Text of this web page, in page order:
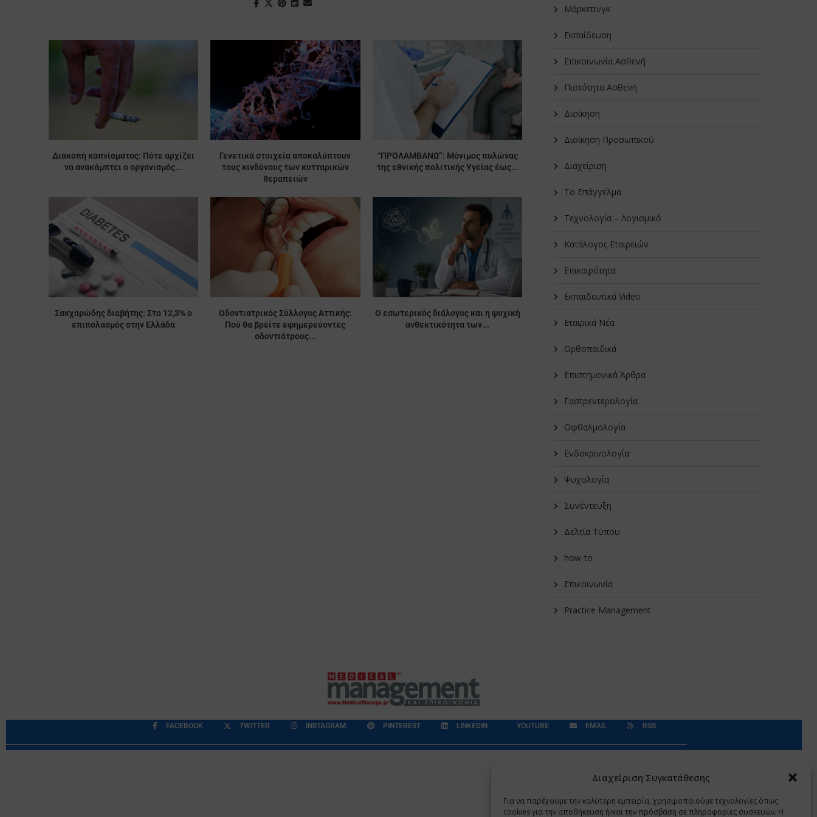
Διαχείριση Συγκατάθεσης
Για να παρέχουμε την καλύτερη εμπειρία, χρησιμοποιούμε τεχνολογίες όπως
cookies για την αποθήκευση ή/και την πρόσβαση σε πληροφορίες συσκευών. Η
Διακοπή καπνίσματος: Πότε αρχίζει
να ανακάμπτει ο οργανισμός...
Γενετικά στοιχεία αποκαλύπτουν
τους κινδύνους των κυτταρικών
θεραπειών
“ΠΡΟΛΑΜΒΑΝΩ”: Μόνιμος πυλώνας
της εθνικής πολιτικής Υγείας έως...
Σακχαρώδης διαβήτης: Στο 12,3% ο
επιπολασμός στην Ελλάδα
Οδοντιατρικός Σύλλογος Αττικής:
Πού θα βρείτε εφημερεύοντες
οδοντιάτρους...
Ο εσωτερικός διάλογος και η ψυχική
ανθεκτικότητα των...
Μάρκετινγκ
Εκπαίδευση
Επικοινωνία Ασθενή
Πιστότητα Ασθενή
Διοίκηση
Διοίκηση Προσωπικού
Διαχείριση
Το Επάγγελμα
Τεχνολογία – Λογισμικό
Κατάλογος Εταιρειών
Επικαιρότητα
Εκπαιδευτικά Video
Εταιρικά Νέα
Oρθοπαιδικά
Επιστημονικά Άρθρα
Γαστρεντερολογία
Οφθαλμολογία
Ενδοκρινολογία
Ψυχολογία
Συνέντευξη
Δελτία Τύπου
how-to
Επικοινωνία
Practice Management
FACEBOOK TWITTER INSTAGRAM PINTEREST LINKEDIN YOUTUBE EMAIL RSS